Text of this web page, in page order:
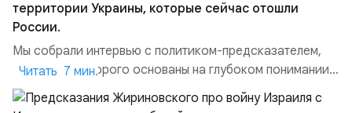
территории Украины, которые сейчас отошли
России.
Мы собрали интервью с политиком-предсказателем,
заявления которого основаны на глубоком понимании
политических процессов и обширных
знаниях.Предсказания Жириновского про миграцию
Читать 7 мин.